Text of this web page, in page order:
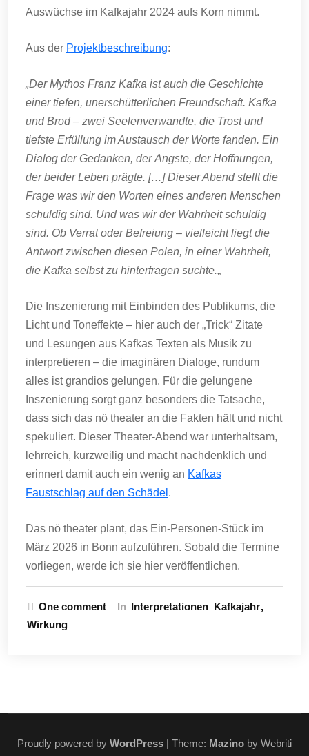
Auswüchse im Kafkajahr 2024 aufs Korn nimmt.
Aus der Projektbeschreibung:
„Der Mythos Franz Kafka ist auch die Geschichte
einer tiefen, unerschütterlichen Freundschaft. Kafka
und Brod – zwei Seelenverwandte, die Trost und
tiefste Erfüllung im Austausch der Worte fanden. Ein
Dialog der Gedanken, der Ängste, der Hoffnungen,
der beider Leben prägte. […] Dieser Abend stellt die
Frage was wir den Worten eines anderen Menschen
schuldig sind. Und was wir der Wahrheit schuldig
sind. Ob Verrat oder Befreiung – vielleicht liegt die
Antwort zwischen diesen Polen, in einer Wahrheit,
die Kafka selbst zu hinterfragen suchte.„
Die Inszenierung mit Einbinden des Publikums, die
Licht und Toneffekte – hier auch der „Trick“ Zitate
und Lesungen aus Kafkas Texten als Musik zu
interpretieren – die imaginären Dialoge, rundum
alles ist grandios gelungen. Für die gelungene
Inszenierung sorgt ganz besonders die Tatsache,
dass sich das nö theater an die Fakten hält und nicht
spekuliert. Dieser Theater-Abend war unterhaltsam,
lehrreich, kurzweilig und macht nachdenklich und
erinnert damit auch ein wenig an Kafkas
Faustschlag auf den Schädel .
Das nö theater plant, das Ein-Personen-Stück im
März 2026 in Bonn aufzuführen. Sobald die Termine
vorliegen, werde ich sie hier veröffentlichen.
One comment In Interpretationen Kafkajahr
Wirkung
Proudly powered by WordPress | Theme: Mazino by Webriti